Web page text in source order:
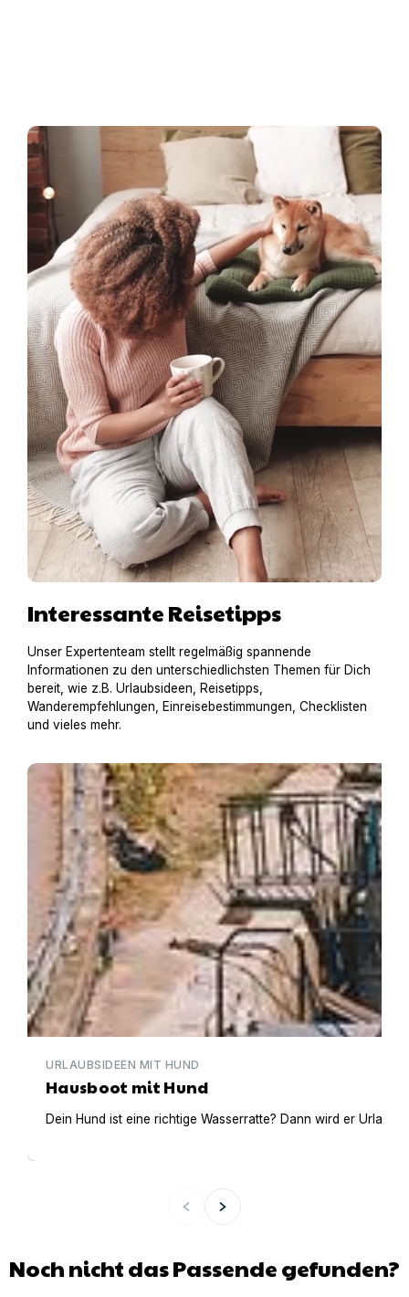
Interessante Reisetipps
Unser Expertenteam stellt regelmäßig spannende
Informationen zu den unterschiedlichsten Themen für Dich
bereit, wie z.B. Urlaubsideen, Reisetipps,
Wanderempfehlungen, Einreisebestimmungen, Checklisten
und vieles mehr.
Hausboot mit Hund
URLAUBSIDEEN MIT HUND
Hausboot mit Hund
Dein Hund ist eine richtige Wasserratte? Dann wird er
Noch nicht das Passende gefunden?